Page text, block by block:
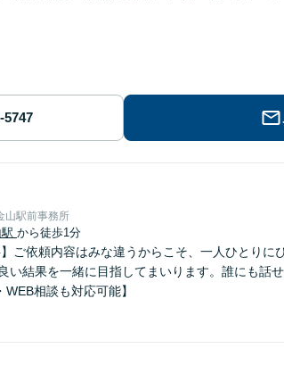
山駅前事務所
から徒歩1分
ご依頼内容はみな違うからこそ、一人ひとりに
い結果を一緒に目指してまいります。誰にも話
相談も対応可能】